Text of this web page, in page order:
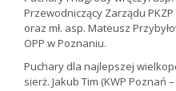
Przewodniczący Zarządu
oraz mł. asp. Mateusz
OPP w Poznaniu.
Puchary dla najlepszej
sierż. Jakub Tim (KWP Poznań